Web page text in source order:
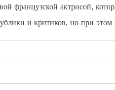
французской актрисой,
и критиков, но при этом